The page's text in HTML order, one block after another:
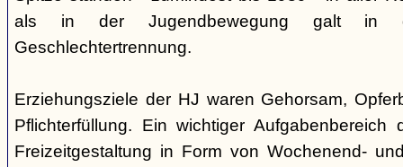
als in der Jugendbewegung galt in
Geschlechtertrennung.
Erziehungsziele der HJ waren Gehorsam,
Pflichterfüllung. Ein wichtiger
Freizeitgestaltung in Form von Wochenend-